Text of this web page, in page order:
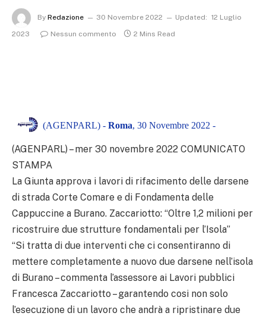
By Redazione 30 Novembre 2022 Updated: 12 Luglio
2023
Nessun commento 2 Mins Read
(AGENPARL) - Roma, 30 Novembre 2022 -
(AGENPARL) – mer 30 novembre 2022 COMUNICATO
STAMPA
La Giunta approva i lavori di rifacimento delle darsene
di strada Corte Comare e di Fondamenta delle
Cappuccine a Burano. Zaccariotto: “Oltre 1,2 milioni per
ricostruire due strutture fondamentali per l’Isola”
“Si tratta di due interventi che ci consentiranno di
mettere completamente a nuovo due darsene nell’isola
di Burano – commenta l’assessore ai Lavori pubblici
Francesca Zaccariotto – garantendo cosi non solo
l’esecuzione di un lavoro che andrà a ripristinare due